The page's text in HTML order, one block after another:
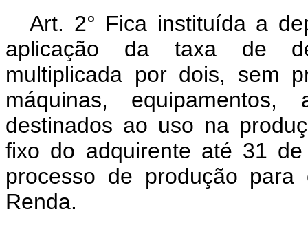
Art. 2° Fica instituída a
aplicação da taxa de
multiplicada por dois, sem
máquinas,
destinados ao uso na
fixo do adquirente até 31
processo de produção
Renda.